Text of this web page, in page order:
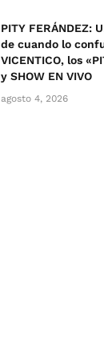
PITY FERÁNDEZ:
de cuando lo
VICENTICO, los
y SHOW EN VIVO
agosto 4, 2026